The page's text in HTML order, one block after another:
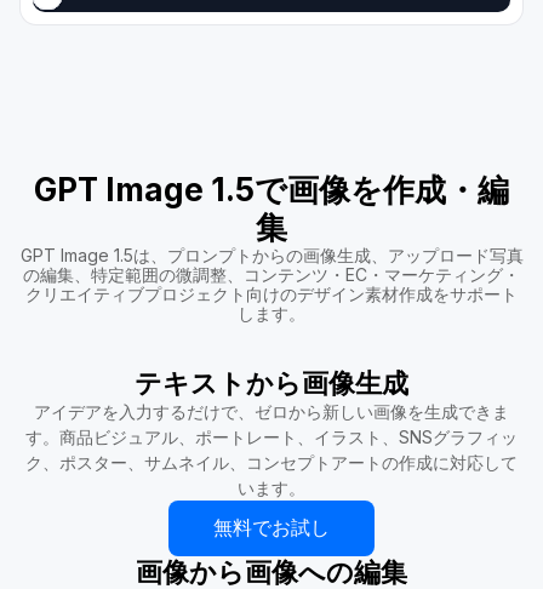
GPT Image 1.5で画像を作成・編
集
GPT Image 1.5は、プロンプトからの画像生成、アップロード写真
の編集、特定範囲の微調整、コンテンツ・EC・マーケティング・
クリエイティブプロジェクト向けのデザイン素材作成をサポート
します。
テキストから画像生成
アイデアを入力するだけで、ゼロから新しい画像を生成できま
す。商品ビジュアル、ポートレート、イラスト、SNSグラフィッ
ク、ポスター、サムネイル、コンセプトアートの作成に対応して
います。
無料でお試し
画像から画像への編集